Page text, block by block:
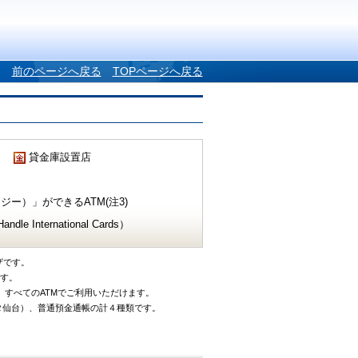
前のページへ戻る TOPページへ戻る
貸金庫設置店
ー）」ができるATM(注3)
International Cards）
す。
。
べてのATMでご利用いただけます。
台）、普通預金通帳の計４種類です。